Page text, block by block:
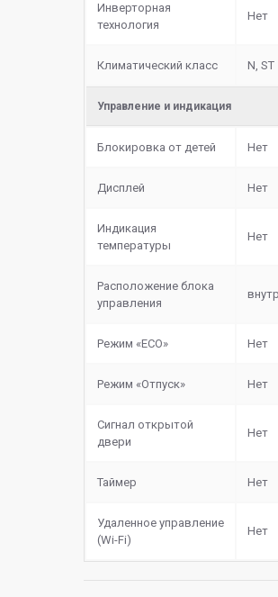
Инверторная
технология
Нет
Климатический класс N, ST
Управление и индикация
Блокировка от детей Нет
Дисплей Нет
Индикация
температуры
Нет
Расположение блока
управления
Режим «ECO» Нет
Режим «Отпуск» Нет
Сигнал открытой
двери
Нет
Таймер Нет
Удаленное управление
(Wi-Fi)
Нет